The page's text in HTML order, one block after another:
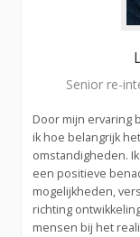
Senior re-
Door mijn ervaring
ik hoe belangrijk
omstandigheden.
een positieve
mogelijkheden,
richting
mensen bij het